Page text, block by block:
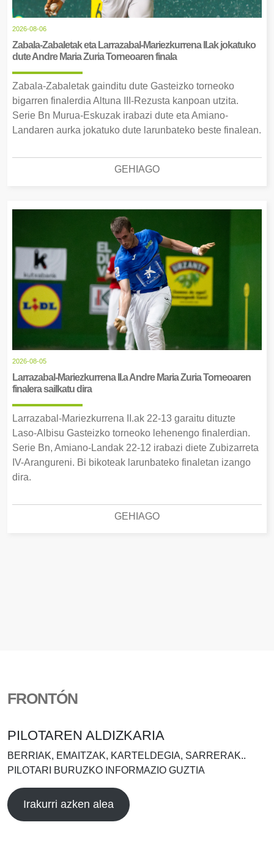
2026-08-06
Zabala-Zabaletak eta Larrazabal-Mariezkurrena II.ak jokatuko
dute Andre Maria Zuria Torneoaren finala
Zabala-Zabaletak gainditu dute Gasteizko torneoko
bigarren finalerdia Altuna III-Rezusta kanpoan utzita.
Serie Bn Murua-Eskuzak irabazi dute eta Amiano-
Landaren aurka jokatuko dute larunbateko beste finalean.
GEHIAGO
2026-08-05
Larrazabal-Mariezkurrena II.a Andre Maria Zuria Torneoaren
finalera sailkatu dira
Larrazabal-Mariezkurrena II.ak 22-13 garaitu dituzte
Laso-Albisu Gasteizko torneoko lehenengo finalerdian.
Serie Bn, Amiano-Landak 22-12 irabazi diete Zubizarreta
IV-Arangureni. Bi bikoteak larunbateko finaletan izango
dira.
GEHIAGO
FRONTÓN
PILOTAREN ALDIZKARIA
BERRIAK, EMAITZAK, KARTELDEGIA, SARRERAK..
PILOTARI BURUZKO INFORMAZIO GUZTIA
Irakurri azken alea